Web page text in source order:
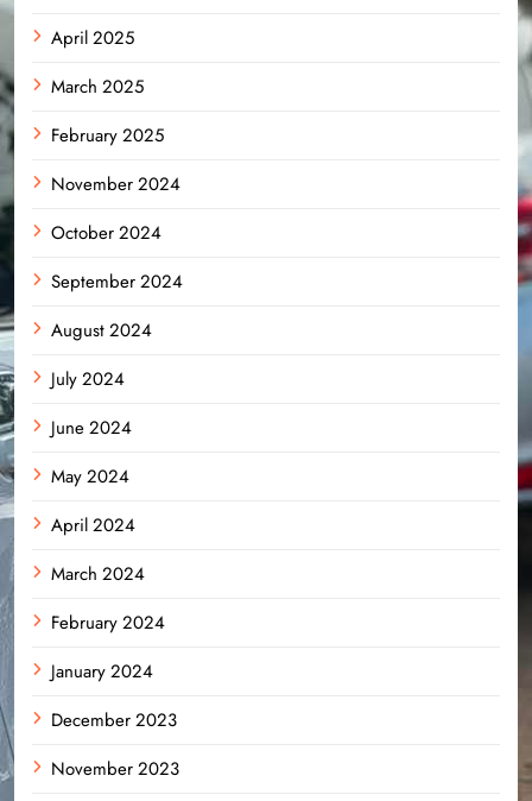
April 2025
March 2025
February 2025
November 2024
October 2024
September 2024
August 2024
July 2024
June 2024
May 2024
April 2024
March 2024
February 2024
January 2024
December 2023
November 2023